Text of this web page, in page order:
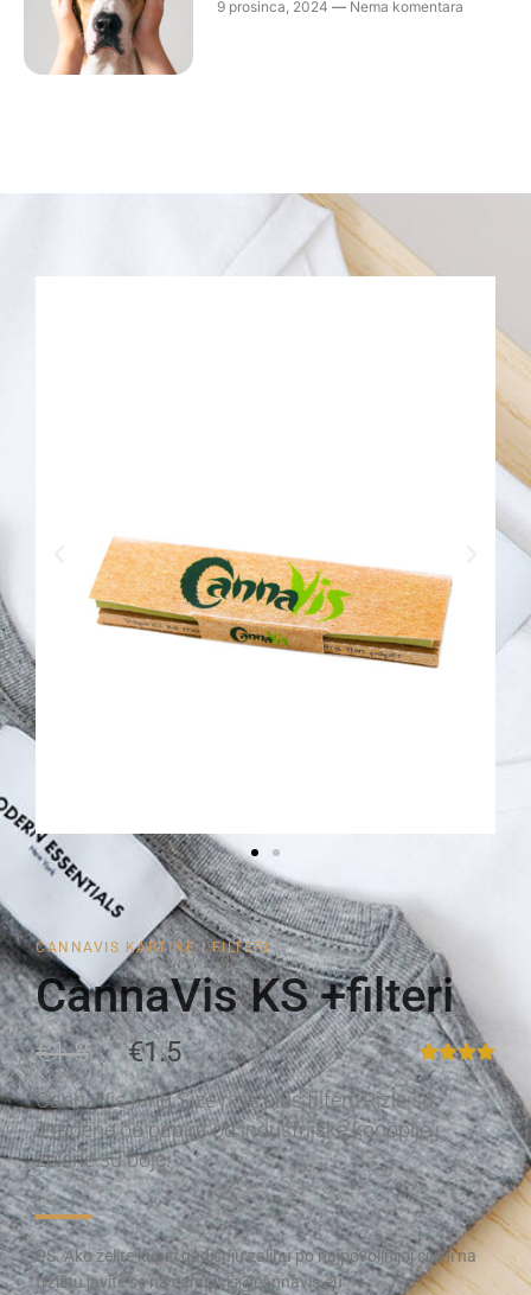
9 prosinca, 2024 Nema komentara
CANNAVIS KARTINE I FILTERI
CannaVis KS +filteri
€1.8 €1.5
CannaVis King Size rizle plus filteri. Rizle su
izrađene od papira od industrijske konoplje i
zelene su boje.
PS. Ako želite kupiti godišnju zalihu po najpovoljnijoj cijeni na
tržištu javite se na cannavis@cannavis.eu